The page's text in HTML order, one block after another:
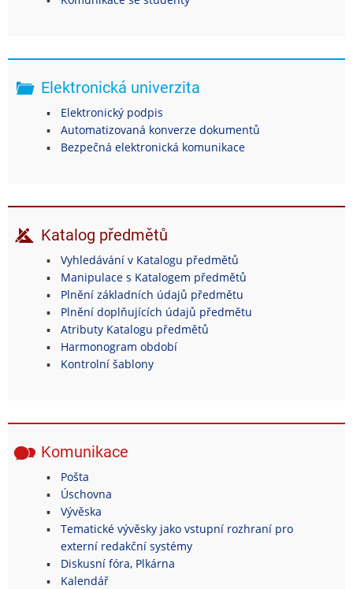
Elektronická univerzita
Elektronický podpis
Automatizovaná konverze dokumentů
Bezpečná elektronická komunikace
Katalog předmětů
Vyhledávání v Katalogu předmětů
Manipulace s Katalogem předmětů
Plnění základních údajů předmětu
Plnění doplňujících údajů předmětu
Atributy Katalogu předmětů
Harmonogram období
Kontrolní šablony
Komunikace
Pošta
Úschovna
Vývěska
Tematické vývěsky jako vstupní rozhraní pro
externí redakční systémy
Diskusní fóra, Plkárna
Kalendář